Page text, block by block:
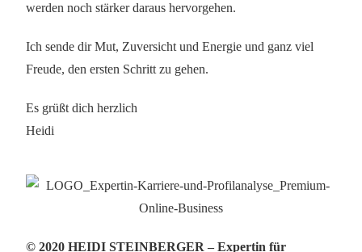
werden noch stärker daraus hervorgehen.
Ich sende dir Mut, Zuversicht und Energie und ganz viel
Freude, den ersten Schritt zu gehen.
Es grüßt dich herzlich
Heidi
© 2020 HEIDI STEINBERGER – Expertin für